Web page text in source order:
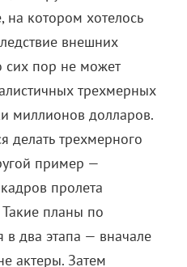
делать трехмерного
пример —
пролета
планы по
в два этапа — вначале
актеры. Затем
Чтобы все хорошо
надо было снять фоны:
реку — все то, что
от нас, и уже под эти
в павильоне